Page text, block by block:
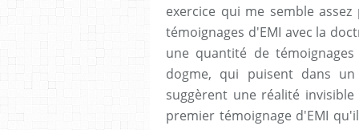
exercice qui me semble
témoignages d'EMI avec la
une quantité de
dogme, qui puisent dans
suggèrent une réalité
premier témoignage d'EMI